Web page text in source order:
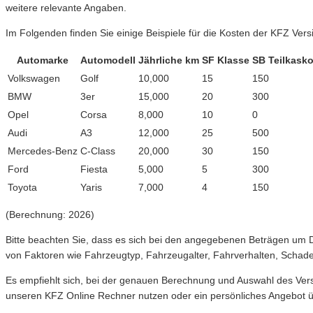
weitere relevante Angaben.
Im Folgenden finden Sie einige Beispiele für die Kosten der KFZ
Automarke Automodell Jährliche km SF Klasse SB Teilkasko
Volkswagen
Golf 10,000 15
150
BMW
3er 15,000 20
300
Opel
Corsa 8,000 10
0
Audi
A3 12,000 25
500
Mercedes-Benz C-Class 20,000 30
150
Ford
Fiesta 5,000 5
300
Toyota
Yaris 7,000 4 150
(Berechnung: 2026)
Bitte beachten Sie, dass es sich bei den angegebenen Beträgen
von Faktoren wie Fahrzeugtyp, Fahrzeugalter, Fahrverhalten,
Es empfiehlt sich, bei der genauen Berechnung und Auswahl des
unseren KFZ Online Rechner nutzen oder ein persönliches Angebot